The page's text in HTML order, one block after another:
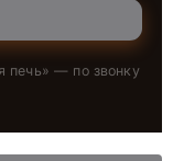
печь» — по звонку